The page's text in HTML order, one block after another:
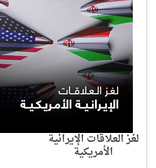
لغز العلاقات الإيرانية
الأمريكية